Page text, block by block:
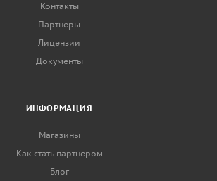
Контакты
Партнеры
Лицензии
Документы
ИНФОРМАЦИЯ
Магазины
Как стать партнером
Блог